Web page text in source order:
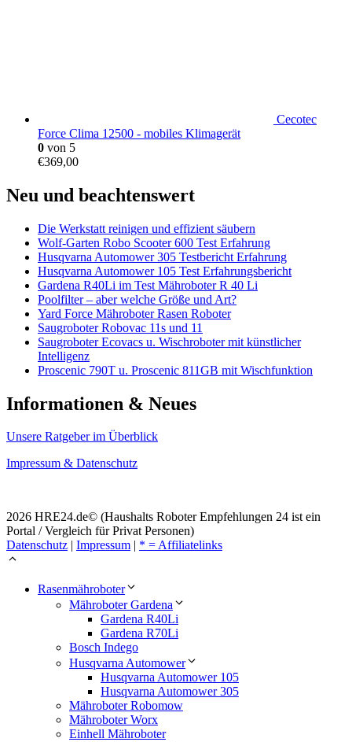
Cecotec
Force Clima 12500 - mobiles Klimagerät
0 von 5
€369,00
Neu und beachtenswert
Die Werkstatt reinigen und effizient säubern
Wolf-Garten Robo Scooter 600 Test Erfahrung
Husqvarna Automower 305 Testbericht Erfahrung
Husqvarna Automower 105 Test Erfahrungsbericht
Gardena R40Li im Test Mähroboter R 40 Li
Poolfilter – aber welche Größe und Art?
Yard Force Mähroboter Rasen Roboter
Saugroboter Robovac 11s und 11
Saugroboter Ecovacs u. Wischroboter mit künstlicher
Intelligenz
Proscenic 790T u. Proscenic 811GB mit Wischfunktion
Informationen & Neues
Unsere Ratgeber im Überblick
Impressum & Datenschutz
2026 HRE24.de© (Haushalts Roboter Empfehlungen 24 ist ein
Portal / Vergleich für Privat Personen)
Datenschutz | Impressum | * = Affiliatelinks
Rasenmähroboter
Mähroboter Gardena
Gardena R40Li
Gardena R70Li
Bosch Indego
Husqvarna Automower
Husqvarna Automower 105
Husqvarna Automower 305
Mähroboter Robomow
Mähroboter Worx
Einhell Mähroboter